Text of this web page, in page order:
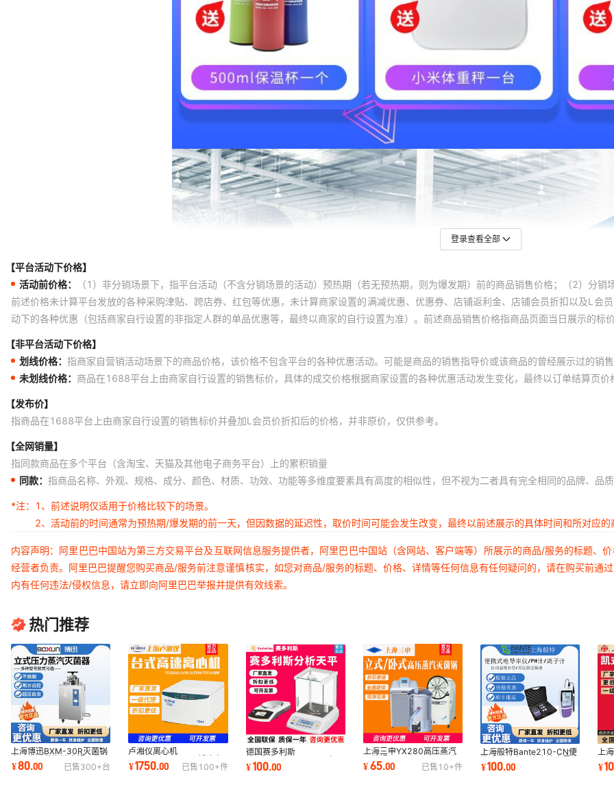
登录查看全部
【平台活动下价格】
活动前价格：
（1）非分销场景下，指平台活动（不含分销场景的活动）预热期（若无预热期，则为爆发期）前的商品销售价格；（2）分
前述价格未计算平台发放的各种采购津贴、跨店券、红包等优惠，未计算商家设置的满减优惠、优惠券、店铺返利金、店铺会员折扣以及L会
动下的各种优惠（包括商家自行设置的非指定人群的单品优惠等，最终以商家的自行设置为准）。前述商品销售价格指商品页面当日展示的
【非平台活动下价格】
划线价格： 指商家自营销活动场景下的商品价格，该价格不包含平台的各种优惠活动。可能是商品的销售指导价或该商品的曾经展示过的销
未划线价格： 商品在1688平台上由商家自行设置的销售标价，具体的成交价格根据商家设置的各种优惠活动发生变化，最终以订单结算页价
【发布价】
指商品在1688平台上由商家自行设置的销售标价并叠加L会员价折扣后的价格，并非原价，仅供参考。
【全网销量】
指同款商品在多个平台（含淘宝、天猫及其他电子商务平台）上的累积销量
同款： 指商品名称、外观、规格、成分、颜色、材质、功效、功能等多维度要素具有高度的相似性，但不视为二者具有完全相同的品牌、品
*注：
1、前述说明仅适用于价格比较下的场景。
2、活动前的时间通常为预热期/爆发期的前一天，但因数据的延迟性，取价时间可能会发生改变，最终以前述展示的具体时间和所对应的
内容声明：阿里巴巴中国站为第三方交易平台及互联网信息服务提供者，阿里巴巴中国站（含网站、客户端等）所展示的商品/服务的标题、
经营者负责。阿里巴巴提醒您购买商品/服务前注意谨慎核实，如您对商品/服务的标题、价格、详情等任何信息有任何疑问的，请在购买前通
内有任何违法/侵权信息，请立即向阿里巴巴举报并提供有效线索。
热门推荐
上海博迅BXM-30R灭菌锅
高温高压蒸汽消毒锅灭菌器
高压灭菌器
¥80.00 已售300+台
卢湘仪离心机
TG16.5/TD4/医用低速高
速离心机脂肪美容PRP血清
¥1750.00 已售 100+件
德国赛多利斯
BSA124S/224S-CW电子
分析天平实验室内万分之一
¥100.00
上海三申YX280高压蒸汽
灭菌锅YM30/YX600W高
温立卧式灭菌器实验室
¥65.00 已售 10+件
上海般特Bante210-CN便
携式320离子浓度计电导率
仪ph计般特220
¥100.00
上
¥